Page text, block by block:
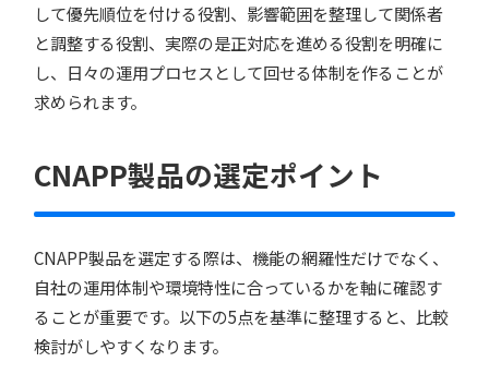
して優先順位を付ける役割、影響範囲を整理して関係者
と調整する役割、実際の是正対応を進める役割を明確に
し、日々の運用プロセスとして回せる体制を作ることが
求められます。
CNAPP製品の選定ポイント
CNAPP製品を選定する際は、機能の網羅性だけでなく、
自社の運用体制や環境特性に合っているかを軸に確認す
ることが重要です。以下の5点を基準に整理すると、比較
検討がしやすくなります。